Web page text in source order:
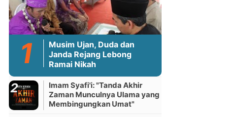
Musim Ujan, Duda dan
Janda Rejang Lebong
Ramai Nikah
Imam Syafi'i: "Tanda Akhir
Zaman Munculnya Ulama yang
Membingungkan Umat"